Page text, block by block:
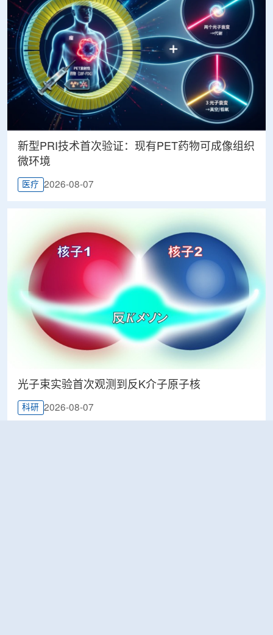
新型PRI技术首次验证：现有PET药物可成像组织
微环境
医疗 2026-08-07
光子束实验首次观测到反K介子原子核
科研 2026-08-07